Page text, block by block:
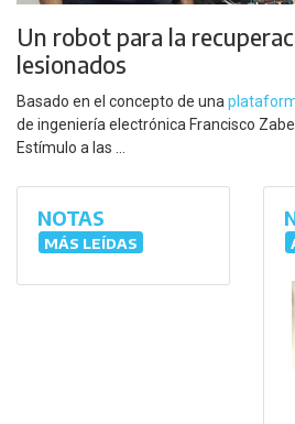
Un robot para la
lesionados
Basado en el concepto de una
de ingeniería electrónica Francisco
Estímulo a las ...
NOTAS
MÁS LEÍDAS